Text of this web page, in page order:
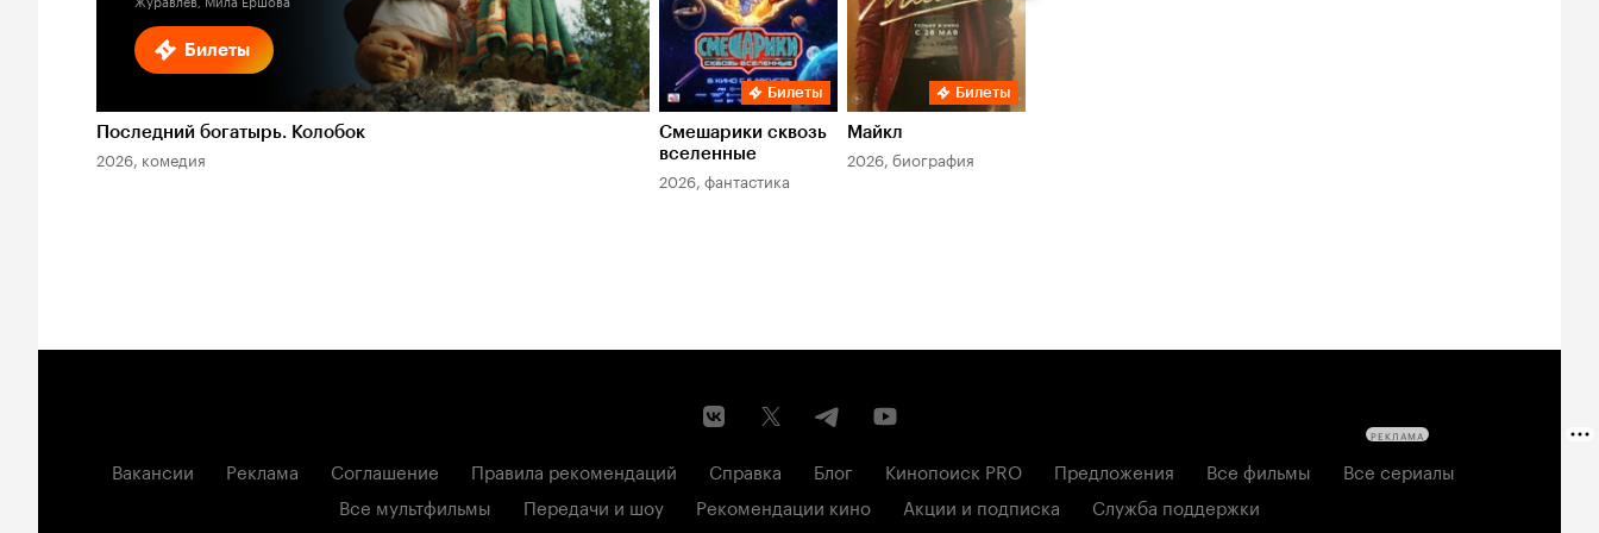
Билеты
Последний богатырь. Колобок
2026, комедия
Билеты
Смешарики сквозь
вселенные
2026, фантастика
Билеты
Майкл
2026, биография
Вакансии Реклама Соглашение Правила рекомендаций Справка Блог Кинопоиск PRO Предложения Все фильмы
Все сериалы
Все мультфильмы
Передачи и шоу Рекомендации кино Акции и подписка Служба поддержки
РЕКЛАМА